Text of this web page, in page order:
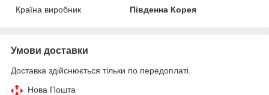
Країна виробник
Південна Корея
Умови доставки
Доставка здійснюється тільки по передоплаті.
Нова Пошта